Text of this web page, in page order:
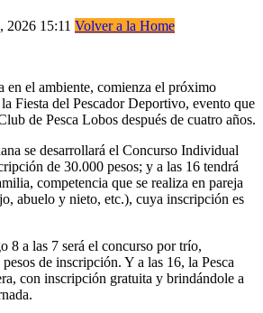
2026 15:11 Volver a la Home
en el ambiente, comienza el próximo
Fiesta del Pescador Deportivo, evento que
de Pesca Lobos después de cuatro años.
se desarrollará el Concurso Individual
de 30.000 pesos; y a las 16 tendrá
competencia que se realiza en pareja
abuelo y nieto, etc.), cuya inscripción es
8 a las 7 será el concurso por trío,
de inscripción. Y a las 16, la Pesca
con inscripción gratuita y brindándole a